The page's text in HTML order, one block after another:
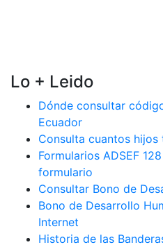
Lo + Leido
Dónde consultar
Ecuador
Consulta cuantos hijos
Formularios ADSEF
formulario
Consultar Bono de
Bono de Desarrollo
Internet
Historia de las